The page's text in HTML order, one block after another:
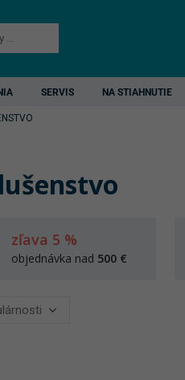
SERVIS NA STIAHNUTIE
zľava 5 %
objednávka nad 500 €